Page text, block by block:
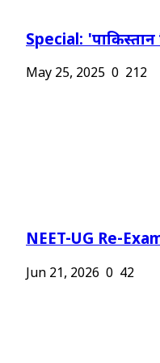
Special: 'पाकिस्तान
May 25, 2025 0 212
NEET-UG Re-
Jun 21, 2026 0 42